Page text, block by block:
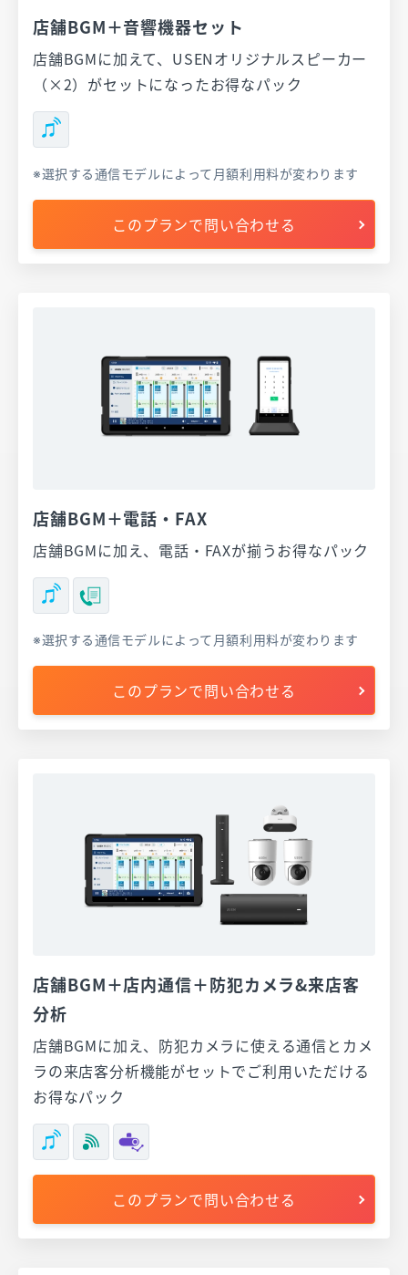
店舗BGM＋音響機器セット
店舗BGMに加えて、USENオリジナルスピーカー
（×2）がセットになったお得なパック
選択する通信モデルによって月額利用料が変わります
このプランで問い合わせる
店舗BGM＋電話・FAX
店舗BGMに加え、電話・FAXが揃うお得なパック
選択する通信モデルによって月額利用料が変わります
このプランで問い合わせる
店舗BGM＋店内通信＋防犯カメラ&来店客
分析
店舗BGMに加え、防犯カメラに使える通信とカメ
ラの来店客分析機能がセットでご利用いただける
お得なパック
このプランで問い合わせる